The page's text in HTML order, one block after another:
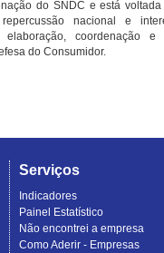
do SNDC e está
nacional e
elaboração, coordenação
do Consumidor.
Serviços
Indicadores
Painel Estatístico
Não encontrei a empresa
Como Aderir - Empresas